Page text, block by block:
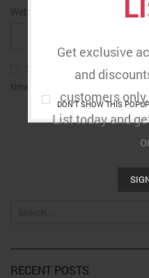
Get exclusive
and
customers
List today and
DON'T SHOW THIS
Website
Save my name, email, and
time I comment.
RECENT POSTS